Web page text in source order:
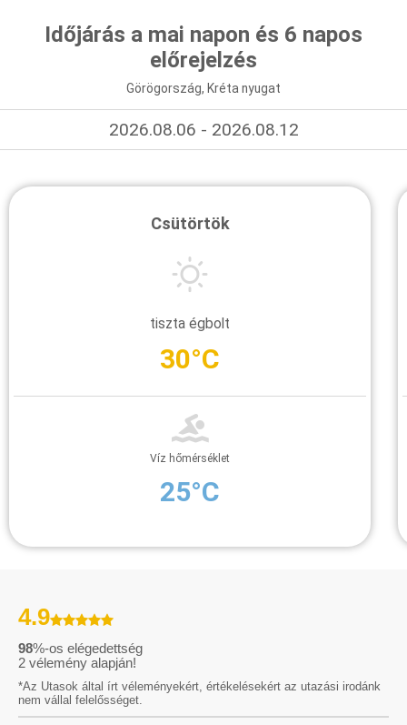
Időjárás a mai napon és 6 napos
előrejelzés
Görögország, Kréta nyugat
2026.08.06 - 2026.08.12
Csütörtök
tiszta égbolt
30°C
Víz hőmérséklet
25°C
4.9
98%-os elégedettség
2 vélemény alapján!
*Az Utasok által írt véleményekért, értékelésekért az utazási irodánk
nem vállal felelősséget.